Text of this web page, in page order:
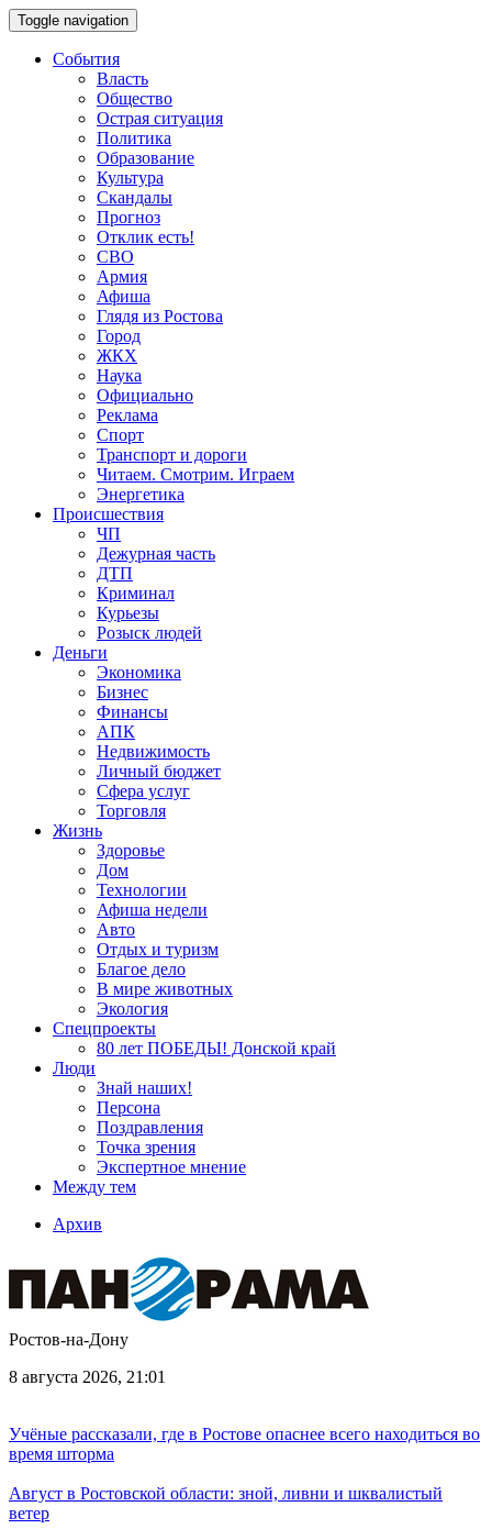
Toggle navigation
События
Власть
Общество
Острая ситуация
Политика
Образование
Культура
Скандалы
Прогноз
Отклик есть!
СВО
Армия
Афиша
Глядя из Ростова
Город
ЖКХ
Наука
Официально
Реклама
Спорт
Транспорт и дороги
Читаем. Смотрим. Играем
Энергетика
Происшествия
ЧП
Дежурная часть
ДТП
Криминал
Курьезы
Розыск людей
Деньги
Экономика
Бизнес
Финансы
АПК
Недвижимость
Личный бюджет
Сфера услуг
Торговля
Жизнь
Здоровье
Дом
Технологии
Афиша недели
Авто
Отдых и туризм
Благое дело
В мире животных
Экология
Спецпроекты
80 лет ПОБЕДЫ! Донской край
Люди
Знай наших!
Персона
Поздравления
Точка зрения
Экспертное мнение
Между тем
Архив
Ростов-на-Дону
8 августа 2026, 21:01
Учёные рассказали, где в Ростове опаснее всего находиться во
время шторма
Август в Ростовской области: зной, ливни и шквалистый
ветер